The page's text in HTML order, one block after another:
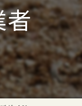
者